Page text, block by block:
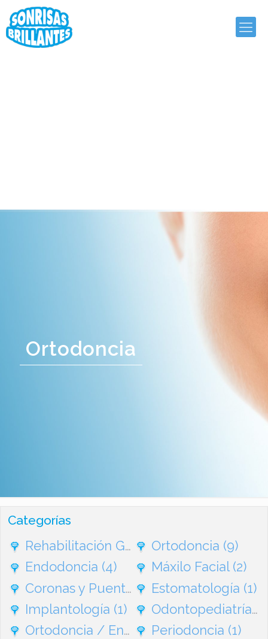
Ortodoncia
Categorías
Rehabilitación General (95)
Ortodoncia (9)
Endodoncia (4) Máxilo Facial (2)
Coronas y Puentes
(1)Estomatología (1)
Implantología (1) Odontopediatría (1)
Ortodoncia / Endodoncia
(1)
Periodoncia (1)